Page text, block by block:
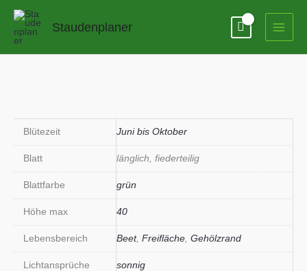
Zum
springen
Staudenplaner
Blütezeit Juni bis Oktober
Blatt länglich, fiederteilig
Blattfarbe grün
Höhe max 40
Lebensbereich Beet, Freifläche Gehölzrand
Lichtansprüche sonnig